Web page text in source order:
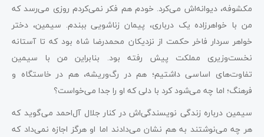
مکشوفه، دیوانه‌اش می‌کرد. خودم هم‌ فکر نمی‌کردم روزی می‌رسد که
من با خواهرزاده یک درباری، پیمان زناشویی ببندم. سیمین، دختر
خواهر سردار فاخر حکمت از نزدیکان محمدرضا شاه بود که تا آستانه
نخست‌وزیری مملکت پیش رفته بود. بنابراین من با سیمین
تفاوت‌های اساسی داشتیم؛ هم در رگ‌وریشه، هم در خاستگاه و
فرهنگ؛ اما چه می‌شود کرد با دلی که او را جدا می‌خواست؟
سیمین درباره زندگی نویسندگی‌‌اش در کنار جلال آل‌احمد می‌گوید که
هر چه می‌نوشتند به هم نشان می‌دادند اما او هرگز اجازه نمی‌داد که